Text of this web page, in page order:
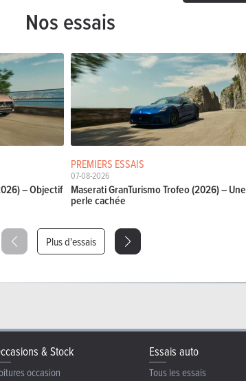
Nos essais
– Objectif
PREMIERS ESSAIS
07-08-2026
Maserati GranTurismo Trofeo (2026) – Une
perle cachée
Plus d'essais
& Stock
occasion
Essais auto
Tous les essais